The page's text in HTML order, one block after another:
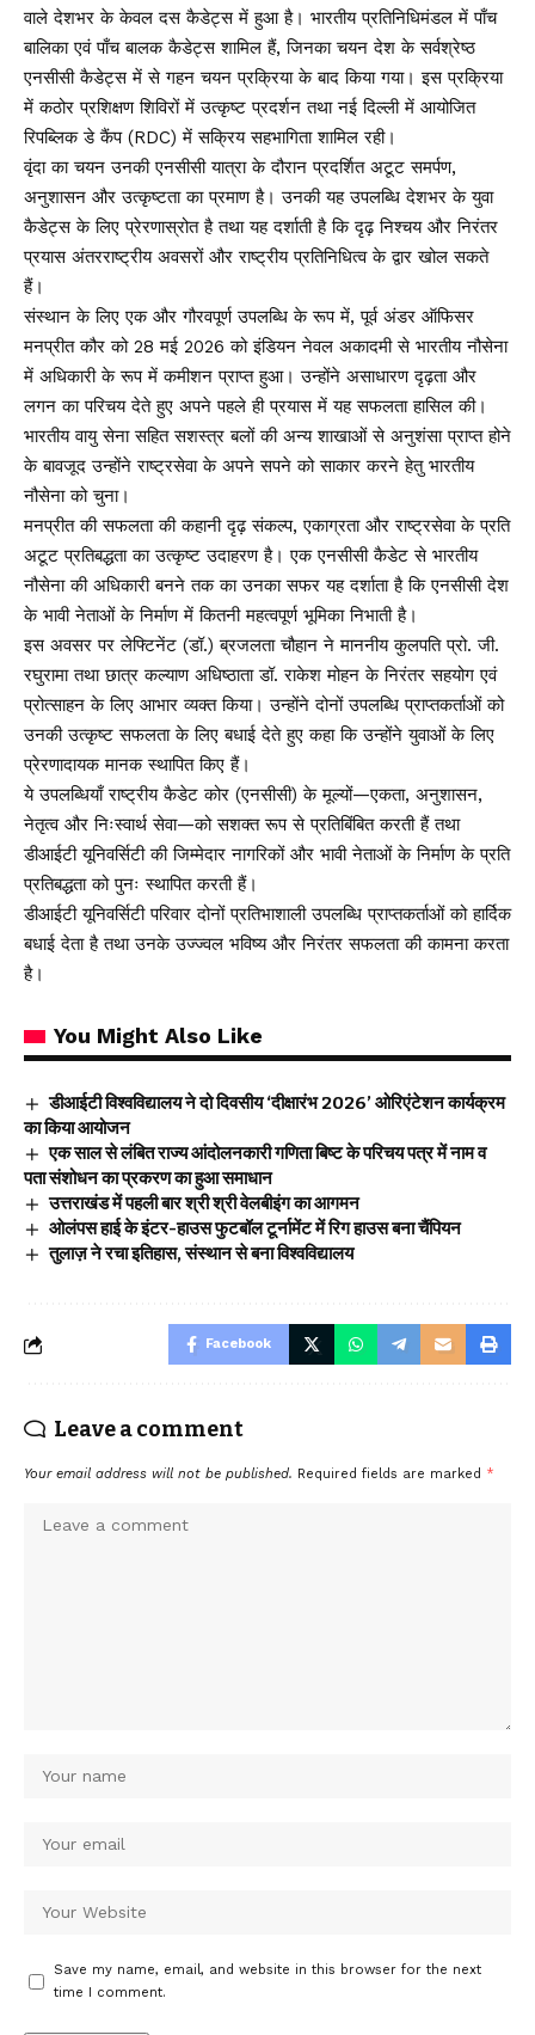
वाले देशभर के केवल दस कैडेट्स में हुआ है। भारतीय प्रतिनिधिमंडल में पाँच
बालिका एवं पाँच बालक कैडेट्स शामिल हैं, जिनका चयन देश के सर्वश्रेष्ठ
एनसीसी कैडेट्स में से गहन चयन प्रक्रिया के बाद किया गया। इस प्रक्रिया
में कठोर प्रशिक्षण शिविरों में उत्कृष्ट प्रदर्शन तथा नई दिल्ली में आयोजित
रिपब्लिक डे कैंप (RDC) में सक्रिय सहभागिता शामिल रही।
वृंदा का चयन उनकी एनसीसी यात्रा के दौरान प्रदर्शित अटूट समर्पण,
अनुशासन और उत्कृष्टता का प्रमाण है। उनकी यह उपलब्धि देशभर के युवा
कैडेट्स के लिए प्रेरणास्रोत है तथा यह दर्शाती है कि दृढ़ निश्चय और निरंतर
प्रयास अंतरराष्ट्रीय अवसरों और राष्ट्रीय प्रतिनिधित्व के द्वार खोल सकते
हैं।
संस्थान के लिए एक और गौरवपूर्ण उपलब्धि के रूप में, पूर्व अंडर ऑफिसर
मनप्रीत कौर को 28 मई 2026 को इंडियन नेवल अकादमी से भारतीय नौसेना
में अधिकारी के रूप में कमीशन प्राप्त हुआ। उन्होंने असाधारण दृढ़ता और
लगन का परिचय देते हुए अपने पहले ही प्रयास में यह सफलता हासिल की।
भारतीय वायु सेना सहित सशस्त्र बलों की अन्य शाखाओं से अनुशंसा प्राप्त होने
के बावजूद उन्होंने राष्ट्रसेवा के अपने सपने को साकार करने हेतु भारतीय
नौसेना को चुना।
मनप्रीत की सफलता की कहानी दृढ़ संकल्प, एकाग्रता और राष्ट्रसेवा के प्रति
अटूट प्रतिबद्धता का उत्कृष्ट उदाहरण है। एक एनसीसी कैडेट से भारतीय
नौसेना की अधिकारी बनने तक का उनका सफर यह दर्शाता है कि एनसीसी देश
के भावी नेताओं के निर्माण में कितनी महत्वपूर्ण भूमिका निभाती है।
इस अवसर पर लेफ्टिनेंट (डॉ.) ब्रजलता चौहान ने माननीय कुलपति प्रो. जी.
रघुरामा तथा छात्र कल्याण अधिष्ठाता डॉ. राकेश मोहन के निरंतर सहयोग एवं
प्रोत्साहन के लिए आभार व्यक्त किया। उन्होंने दोनों उपलब्धि प्राप्तकर्ताओं को
उनकी उत्कृष्ट सफलता के लिए बधाई देते हुए कहा कि उन्होंने युवाओं के लिए
प्रेरणादायक मानक स्थापित किए हैं।
ये उपलब्धियाँ राष्ट्रीय कैडेट कोर (एनसीसी) के मूल्यों—एकता, अनुशासन,
नेतृत्व और निःस्वार्थ सेवा—को सशक्त रूप से प्रतिबिंबित करती हैं तथा
डीआईटी यूनिवर्सिटी की जिम्मेदार नागरिकों और भावी नेताओं के निर्माण के प्रति
प्रतिबद्धता को पुनः स्थापित करती हैं।
डीआईटी यूनिवर्सिटी परिवार दोनों प्रतिभाशाली उपलब्धि प्राप्तकर्ताओं को हार्दिक
बधाई देता है तथा उनके उज्ज्वल भविष्य और निरंतर सफलता की कामना करता
है।
You Might Also Like
डीआईटी विश्वविद्यालय ने दो दिवसीय ‘दीक्षारंभ 2026’ ओरिएंटेशन कार्यक्रम
का किया आयोजन
एक साल से लंबित राज्य आंदोलनकारी गणिता बिष्ट के परिचय पत्र में नाम व
पता संशोधन का प्रकरण का हुआ समाधान
उत्तराखंड में पहली बार श्री श्री वेलबीइंग का आगमन
ओलंपस हाई के इंटर-हाउस फुटबॉल टूर्नामेंट में रिग हाउस बना चैंपियन
तुलाज़ ने रचा इतिहास, संस्थान से बना विश्वविद्यालय
Facebook
Leave a comment
Your email address will not be published. Required fields are marked *
Save my name, email, and website in this browser for the next
time I comment.